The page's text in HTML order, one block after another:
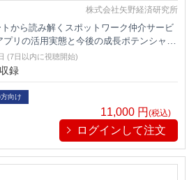
株式会社矢野経済研究所
から読み解くスポットワーク仲介サービ
リの活用実態と今後の成長ポテンシャル
(7日以内に視聴開始)
録
向け
11,000 円(税込)
ログインして注文